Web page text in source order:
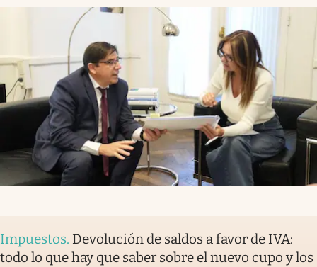
Impuestos. Devolución de saldos a favor de IVA:
todo lo que hay que saber sobre el nuevo cupo y los